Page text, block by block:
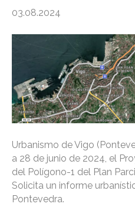
03.08.2024
Urbanismo de Vigo
a 28 de junio de 2024, el
del Polígono-1 del Plan
Solicita un informe
Pontevedra.